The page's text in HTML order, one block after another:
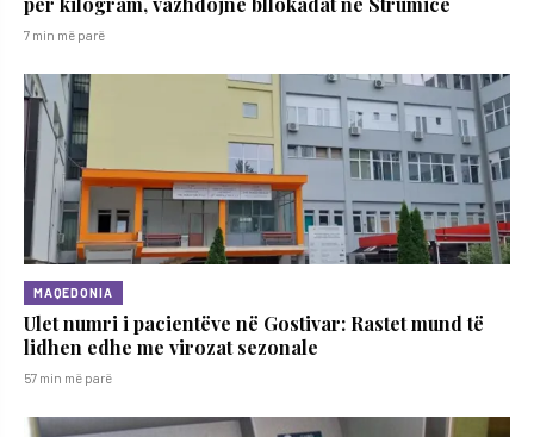
7 min më parë
MAQEDONIA
Ulet numri i pacientëve në Gostivar: Rastet mund të
lidhen edhe me virozat sezonale
57 min më parë